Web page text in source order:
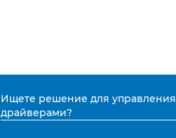
Ищете решение для управления
драйверами?